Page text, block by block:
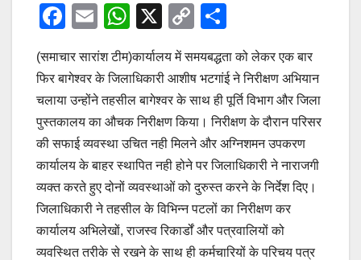
F
c
e
b
o
o
k
E
ail
W
at
s
A
p
p
X
C
p
y
Li
n
k
ar
e
(समाचार सारांश टीम)कार्यालय में समयबद्धता को लेकर एक बार
फिर बागेश्वर के जिलाधिकारी आशीष भटगांई ने निरीक्षण अभियान
चलाया उन्होंने तहसील बागेश्वर के साथ ही पूर्ति विभाग और जिला
पुस्तकालय का औचक निरीक्षण किया। निरीक्षण के दौरान परिसर
की सफाई व्यवस्था उचित नही मिलने और अग्निशमन उपकरण
कार्यालय के बाहर स्थापित नही होने पर जिलाधिकारी ने नाराजगी
व्यक्त करते हुए दोनों व्यवस्थाओं को दुरुस्त करने के निर्देश दिए।
जिलाधिकारी ने तहसील के विभिन्न पटलों का निरीक्षण कर
कार्यालय अभिलेखों, राजस्व रिकार्डों और पत्रवालियों को
व्यवस्थित तरीके से रखने के साथ ही कर्मचारियों के परिचय पत्र